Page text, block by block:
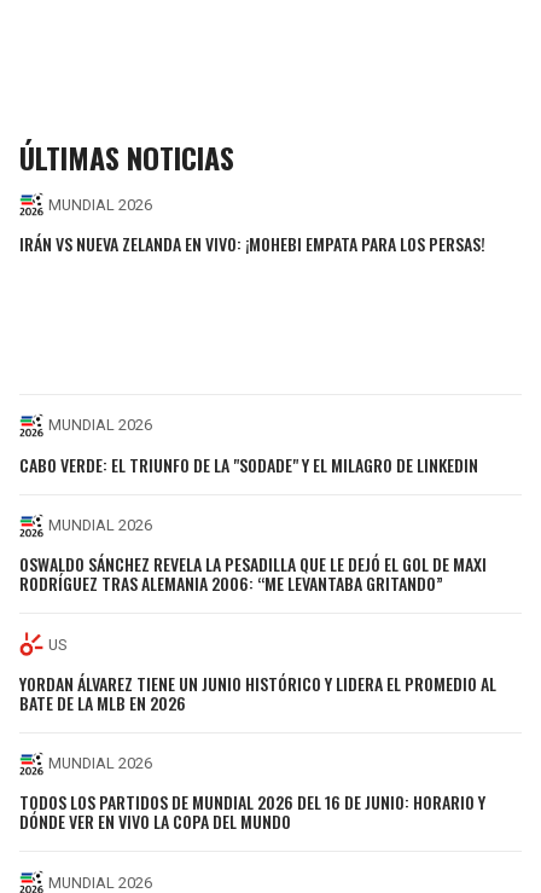
ÚLTIMAS NOTICIAS
MUNDIAL 2026
IRÁN VS NUEVA ZELANDA EN VIVO: ¡MOHEBI EMPATA PARA LOS PERSAS!
MUNDIAL 2026
CABO VERDE: EL TRIUNFO DE LA "SODADE" Y EL MILAGRO DE LINKEDIN
MUNDIAL 2026
OSWALDO SÁNCHEZ REVELA LA PESADILLA QUE LE DEJÓ EL GOL DE MAXI
RODRÍGUEZ TRAS ALEMANIA 2006: “ME LEVANTABA GRITANDO”
US
YORDAN ÁLVAREZ TIENE UN JUNIO HISTÓRICO Y LIDERA EL PROMEDIO AL
BATE DE LA MLB EN 2026
MUNDIAL 2026
TODOS LOS PARTIDOS DE MUNDIAL 2026 DEL 16 DE JUNIO: HORARIO Y
DÓNDE VER EN VIVO LA COPA DEL MUNDO
MUNDIAL 2026